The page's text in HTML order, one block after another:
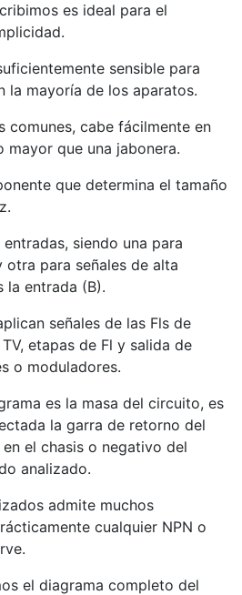
es ideal para el
sensible para
la mayoría de los aparatos.
cabe fácilmente en
mayor que una jabonera.
que determina el tamaño
siendo una para
otra para señales de alta
la entrada (B).
señales de las Fls de
etapas de Fl y salida de
o moduladores.
es la masa del circuito, es
la garra de retorno del
el chasis o negativo del
analizado.
admite muchos
cualquier NPN o
el diagrama completo del